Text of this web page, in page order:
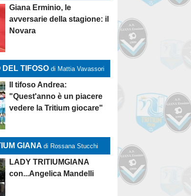
Giana Erminio, le
avversarie della stagione: il
Novara
DEL TIFOSO di Mattia Vavassori
Il tifoso Andrea:
"Quest'anno è un piacere
vedere la Tritium giocare"
GIANA di Rossana Stucchi
LADY TRITIUMGIANA
con...Angelica Mandelli